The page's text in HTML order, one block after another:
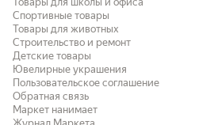
Спортивные товары
Товары для животных
Строительство и ремонт
Детские товары
Ювелирные украшения
Пользовательское соглашение
Обратная связь
Маркет нанимает
Журнал Маркета